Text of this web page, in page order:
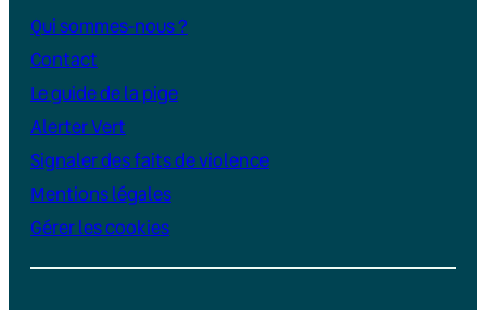
Qui sommes-nous ?
Contact
Le guide de la pige
Alerter Vert
Signaler des faits de violence
Mentions légales
Gérer les cookies